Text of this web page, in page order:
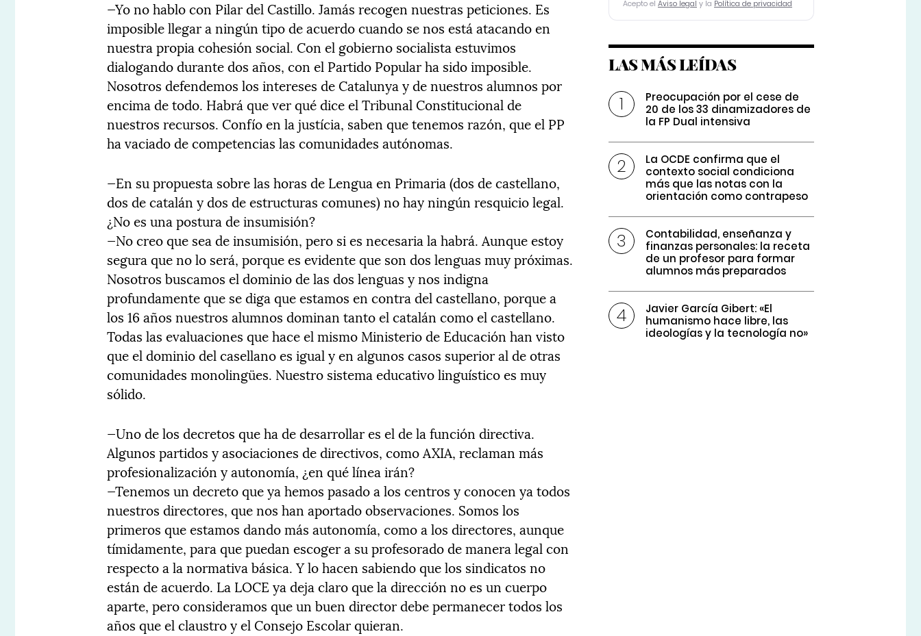
—Yo no hablo con Pilar del Castillo. Jamás recogen nuestras peticiones. Es
imposible llegar a ningún tipo de acuerdo cuando se nos está atacando en
nuestra propia cohesión social. Con el gobierno socialista estuvimos
dialogando durante dos años, con el Partido Popular ha sido imposible.
Nosotros defendemos los intereses de Catalunya y de nuestros alumnos por
encima de todo. Habrá que ver qué dice el Tribunal Constitucional de
nuestros recursos. Confío en la justícia, saben que tenemos razón, que el PP
ha vaciado de competencias las comunidades autónomas.
—En su propuesta sobre las horas de Lengua en Primaria (dos de castellano,
dos de catalán y dos de estructuras comunes) no hay ningún resquicio legal.
¿No es una postura de insumisión?
—No creo que sea de insumisión, pero si es necesaria la habrá. Aunque estoy
segura que no lo será, porque es evidente que son dos lenguas muy próximas.
Nosotros buscamos el dominio de las dos lenguas y nos indigna
profundamente que se diga que estamos en contra del castellano, porque a
los 16 años nuestros alumnos dominan tanto el catalán como el castellano.
Todas las evaluaciones que hace el mismo Ministerio de Educación han visto
que el dominio del casellano es igual y en algunos casos superior al de otras
comunidades monolingües. Nuestro sistema educativo linguístico es muy
sólido.
—Uno de los decretos que ha de desarrollar es el de la función directiva.
Algunos partidos y asociaciones de directivos, como AXIA, reclaman más
profesionalización y autonomía, ¿en qué línea irán?
—Tenemos un decreto que ya hemos pasado a los centros y conocen ya todos
nuestros directores, que nos han aportado observaciones. Somos los
primeros que estamos dando más autonomía, como a los directores, aunque
tímidamente, para que puedan escoger a su profesorado de manera legal con
respecto a la normativa básica. Y lo hacen sabiendo que los sindicatos no
están de acuerdo. La LOCE ya deja claro que la dirección no es un cuerpo
aparte, pero consideramos que un buen director debe permanecer todos los
años que el claustro y el Consejo Escolar quieran.
Acepto el Aviso legal y la Política de privacidad
LAS MÁS LEÍDAS
Preocupación por el cese de
20 de los 33 dinamizadores de
la FP Dual intensiva
La OCDE confirma que el
contexto social condiciona
más que las notas con la
orientación como contrapeso
Contabilidad, enseñanza y
finanzas personales: la receta
de un profesor para formar
alumnos más preparados
Javier García Gibert: «El
humanismo hace libre, las
ideologías y la tecnología no»